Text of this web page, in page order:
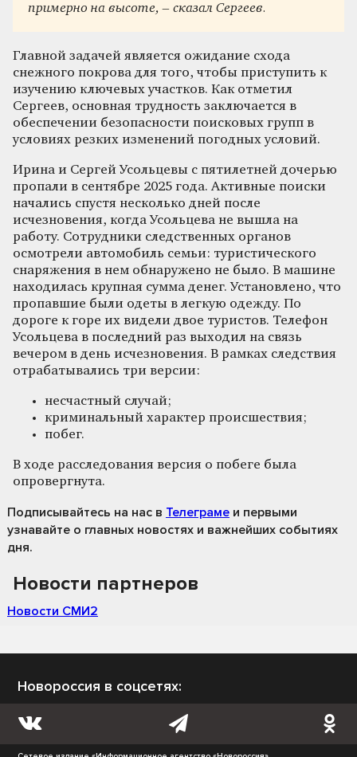
примерно на высоте, – сказал Сергеев.
Главной задачей является ожидание схода
снежного покрова для того, чтобы приступить к
изучению ключевых участков. Как отметил
Сергеев, основная трудность заключается в
обеспечении безопасности поисковых групп в
условиях резких изменений погодных условий.
Ирина и Сергей Усольцевы с пятилетней дочерью
пропали в сентябре 2025 года. Активные поиски
начались спустя несколько дней после
исчезновения, когда Усольцева не вышла на
работу. Сотрудники следственных органов
осмотрели автомобиль семьи: туристического
снаряжения в нем обнаружено не было. В машине
находилась крупная сумма денег. Установлено, что
пропавшие были одеты в легкую одежду. По
дороге к горе их видели двое туристов. Телефон
Усольцева в последний раз выходил на связь
вечером в день исчезновения. В рамках следствия
отрабатывались три версии:
несчастный случай;
криминальный характер происшествия;
побег.
В ходе расследования версия о побеге была
опровергнута.
Подписывайтесь на нас в Телеграме и первыми
узнавайте о главных новостях и важнейших событиях
дня.
Новости партнеров
Новости СМИ2
Новороссия в соцсетях: